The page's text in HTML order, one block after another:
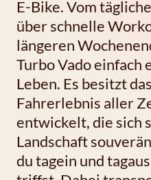
E-Bike. Vom
über schnelle
längeren
Turbo Vado einfach
Leben. Es besitzt
Fahrerlebnis aller
entwickelt, die sich
Landschaft
du tagein und